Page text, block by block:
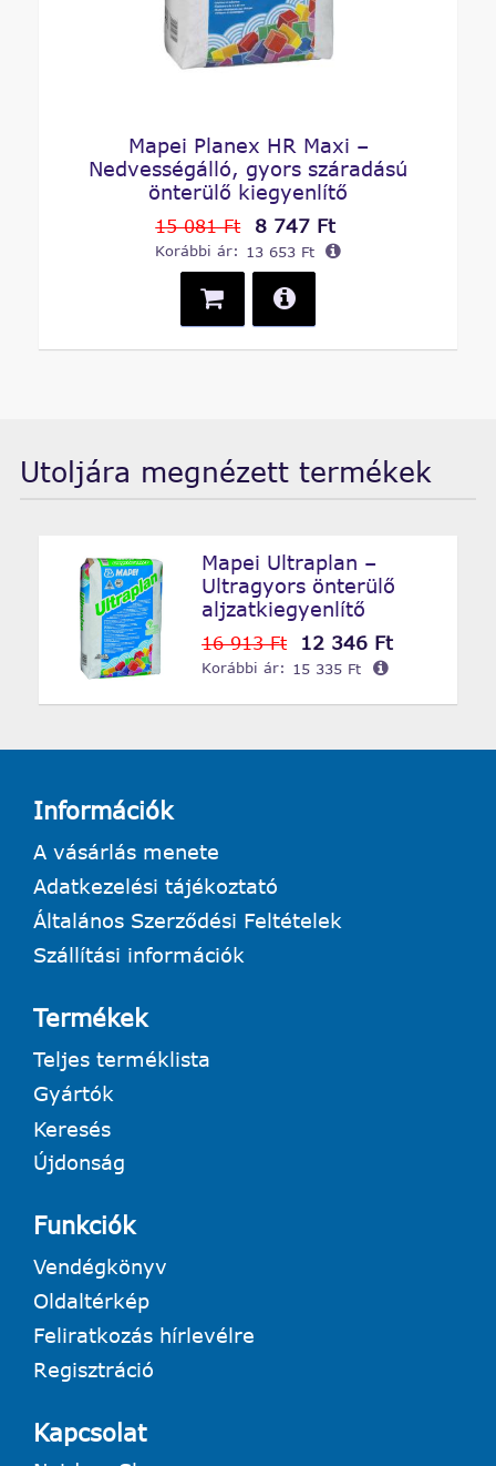
Mapei Planex HR Maxi –
Nedvességálló, gyors száradású
önterülő kiegyenlítő
15 081 Ft 8 747 Ft
Korábbi ár: 13 653 Ft
Utoljára megnézett termékek
Mapei Ultraplan –
Ultragyors önterülő
aljzatkiegyenlítő
16 913 Ft 12 346 Ft
Korábbi ár: 15 335 Ft
Információk
A vásárlás menete
Adatkezelési tájékoztató
Általános Szerződési Feltételek
Szállítási információk
Termékek
Teljes terméklista
Gyártók
Keresés
Újdonság
Funkciók
Vendégkönyv
Oldaltérkép
Feliratkozás hírlevélre
Regisztráció
Kapcsolat